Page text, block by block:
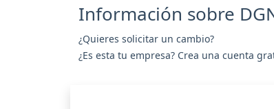
Información sobre
¿Quieres solicitar un cambio?
¿Es esta tu empresa? Crea una cuenta